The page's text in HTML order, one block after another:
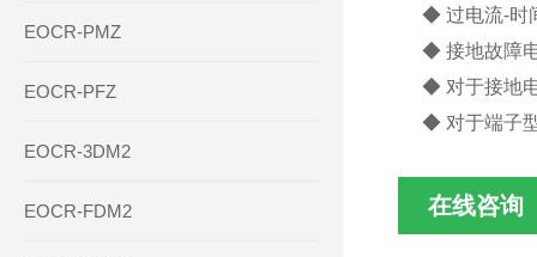
EOCR-PMZ
EOCR-PFZ
EOCR-3DM2
EOCR-FDM2
◆ 过电流-时
◆ 接地故障
◆ 对于接地
◆ 对于端子
在线咨询